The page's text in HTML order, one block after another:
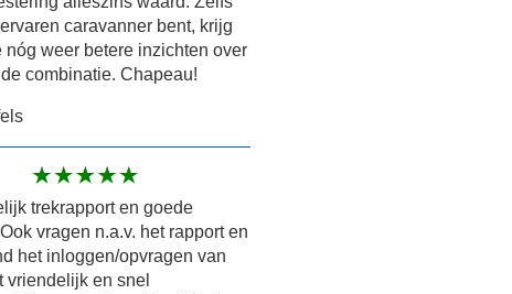
caravanner bent, krijg
nóg weer betere inzichten over
combinatie. Chapeau!
trekrapport en goede
vragen n.a.v. het rapport en
het inloggen/opvragen van
vriendelijk en snel